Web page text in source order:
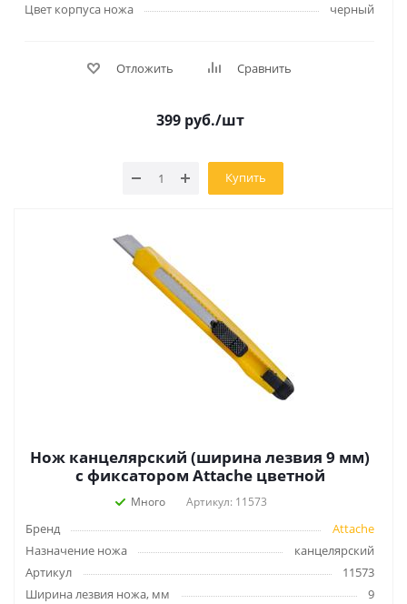
Цвет корпуса ножа
черный
Отложить Сравнить
399руб./шт
Купить
Нож канцелярский (ширина лезвия 9 мм)
с фиксатором Attache цветной
Много Артикул: 11573
Бренд
Attache
Назначение ножа
канцелярский
Артикул
11573
Ширина лезвия ножа, мм
9